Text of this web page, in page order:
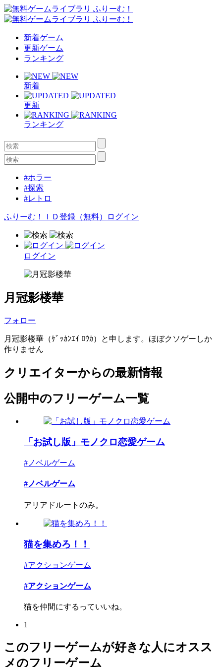
新着ゲーム
更新ゲーム
ランキング
新着
更新
ランキング
#ホラー
#探索
#レトロ
ふりーむ！ＩＤ登録（無料） ログイン
ログイン
月冠影楼華
フォロー
月冠影楼華（ｹﾞｯｶﾝｴｲ ﾛｳｶ）と申します。ほぼクソゲーしか
作りません
クリエイターからの最新情報
公開中のフリーゲーム一覧
「お試し版」モノクロ恋愛ゲーム
#ノベルゲーム
#ノベルゲーム
アリアドルートのみ。
猫を集めろ！！
#アクションゲーム
#アクションゲーム
猫を仲間にするっていいね。
1
このフリーゲームが好きな人にオスス
メのフリーゲーム